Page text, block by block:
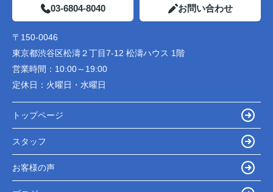
03-6804-8040 お問い合わせ
〒150-0046
東京都渋谷区松濤２丁目7-12 松濤ハウス 1階
営業時間： 10:00～19:00
定休日： 火曜日・水曜日
トップページ
スタッフ
お客様の声